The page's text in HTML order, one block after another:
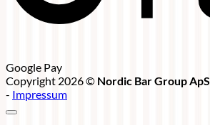
Google Pay
Copyright 2026 © Nordic Bar Group ApS
- Impressum